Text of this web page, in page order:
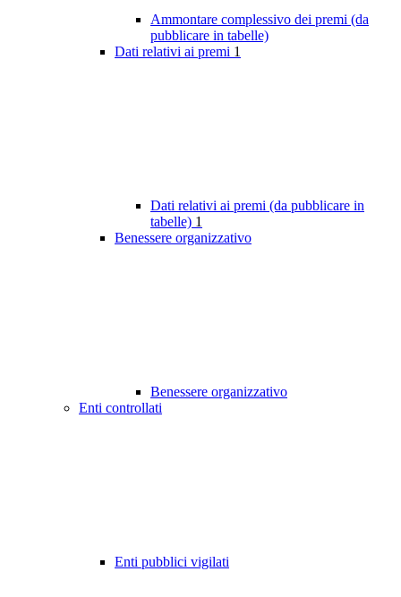
Ammontare complessivo dei premi (da
pubblicare in tabelle)
Dati relativi ai premi 1
Dati relativi ai premi (da pubblicare in
tabelle) 1
Benessere organizzativo
Benessere organizzativo
Enti controllati
Enti pubblici vigilati